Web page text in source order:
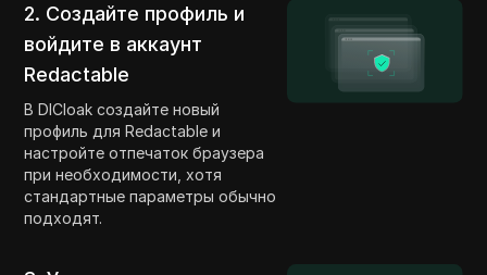
2. Создайте профиль и
войдите в аккаунт
Redactable
В DICloak создайте новый
профиль для Redactable и
настройте отпечаток браузера
при необходимости, хотя
стандартные параметры обычно
подходят.